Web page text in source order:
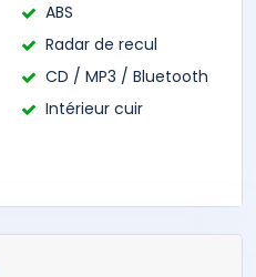
ABS
Radar de recul
CD / MP3 / Bluetooth
Intérieur cuir